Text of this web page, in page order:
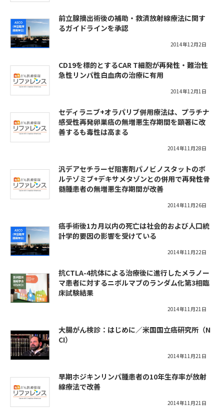
前立腺摘出術後の補助・救済放射線療法に関す
るガイドラインを承認
2014年12月2日
CD19を標的とするCAR T細胞が再発性・難治性
急性リンパ性白血病の治療に有用
2014年12月1日
セディラニブ+オラパリブ併用療法は、プラチナ
感受性再発卵巣癌の無増悪生存期間を顕著に改
善するも毒性は高まる
2014年11月28日
汎デアセチラーゼ阻害剤パノビノスタットのボ
ルテゾミブ+デキサメタゾンとの併用で再発性骨
髄腫患者の無増悪生存期間が改善
2014年11月26日
癌手術後1カ月以内の死亡は社会的および人口統
計学的要因の影響を受けている
2014年11月22日
抗CTLA-4抗体による治療後に進行したメラノー
マ患者に対するニボルマブのランダム化第3相臨
床試験結果
2014年11月21日
大腸がん検診：はじめに／米国国立癌研究所（N
CI）
2014年11月21日
早期ホジキンリンパ腫患者の10年生存率が放射
線療法で改善
2014年11月21日